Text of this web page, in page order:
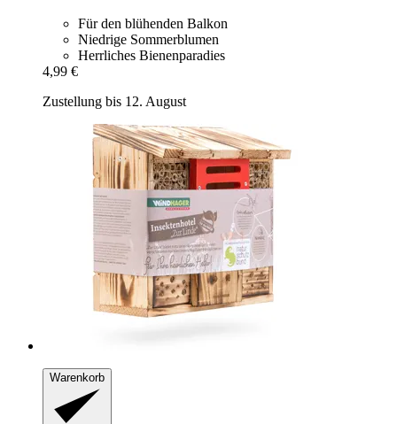
Für den blühenden Balkon
Niedrige Sommerblumen
Herrliches Bienenparadies
4,99 €
Zustellung bis 12. August
Warenkorb